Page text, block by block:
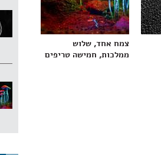
צמח אחד, שלוש
ממלכות, חמישה טריפים